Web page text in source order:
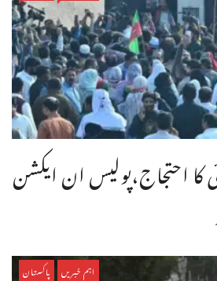
کا احتجاج،پولیس ان ایکشن
اہم خبریں پاکستان